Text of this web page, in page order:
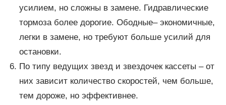
усилием, но сложны в замене. Гидравлические
тормоза более дорогие. Ободные– экономичные,
легки в замене, но требуют больше усилий для
остановки.
По типу ведущих звезд и звездочек кассеты – от
них зависит количество скоростей, чем больше,
тем дороже, но эффективнее.